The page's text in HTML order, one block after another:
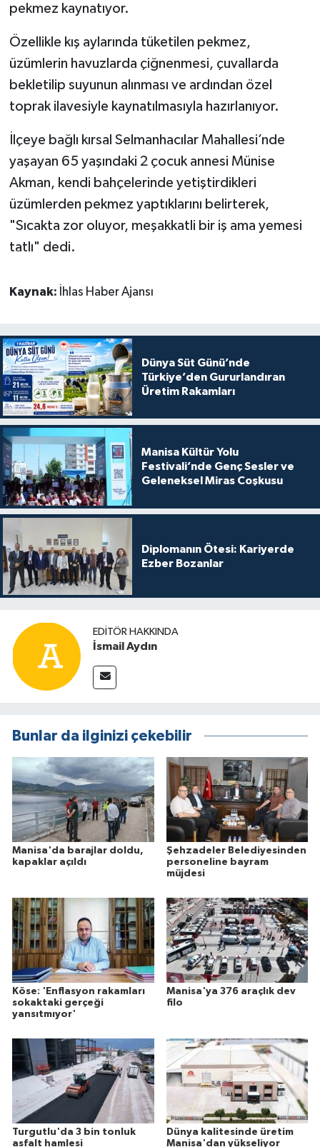
pekmez kaynatıyor.
Özellikle kış aylarında tüketilen pekmez,
üzümlerin havuzlarda çiğnenmesi, çuvallarda
bekletilip suyunun alınması ve ardından özel
toprak ilavesiyle kaynatılmasıyla hazırlanıyor.
İlçeye bağlı kırsal Selmanhacılar Mahallesi’nde
yaşayan 65 yaşındaki 2 çocuk annesi Münise
Akman, kendi bahçelerinde yetiştirdikleri
üzümlerden pekmez yaptıklarını belirterek,
"Sıcakta zor oluyor, meşakkatli bir iş ama yemesi
tatlı" dedi.
Kaynak: İhlas Haber Ajansı
Dünya Süt Günü’nde
Türkiye’den Gururlandıran
Üretim Rakamları
Manisa Kültür Yolu
Festivali’nde Genç Sesler ve
Geleneksel Miras Coşkusu
Diplomanın Ötesi: Kariyerde
Ezber Bozanlar
EDITÖR HAKKINDA
İsmail Aydın
Bunlar da ilginizi çekebilir
Manisa'da barajlar doldu,
kapaklar açıldı
Şehzadeler Belediyesinden
personeline bayram
müjdesi
Köse: 'Enflasyon rakamları
sokaktaki gerçeği
yansıtmıyor'
Manisa'ya 376 araçlık dev
filo
Turgutlu'da 3 bin tonluk
asfalt hamlesi
Dünya kalitesinde üretim
Manisa'dan yükseliyor